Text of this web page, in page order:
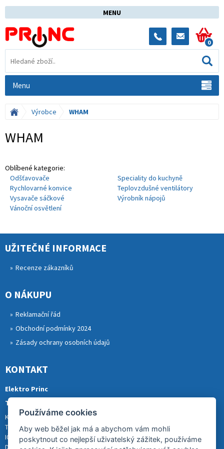
MENU
0
Menu
Výrobce WHAM
WHAM
Oblíbené kategorie:
Odšťavovače
Speciality do kuchyně
Rychlovarné konvice
Teplovzdušné ventilátory
Vysavače sáčkové
Výrobník nápojů
Vánoční osvětlení
UŽITEČNÉ INFORMACE
Recenze zákazníků
O NÁKUPU
Reklamační řád
Obchodní podmínky 2024
Zásady ochrany osobních údajů
KONTAKT
Elektro Princ
Tomáš Princ
Krkonošská 290, 46841 TANVALD
Tel.: 773 880 988
IČ: 01153731
DIČ: CZ8007202522
Používáme cookies
Aby web běžel jak má a abychom vám mohli
poskytnout co nejlepší uživatelský zážitek, používáme